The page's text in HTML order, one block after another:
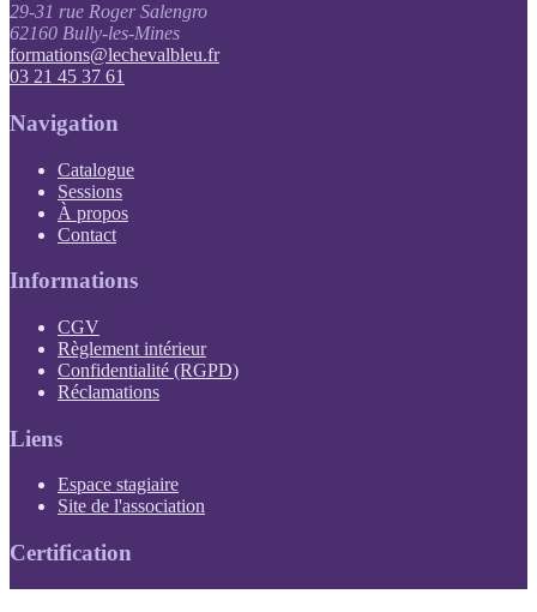
29-31 rue Roger Salengro
62160 Bully-les-Mines
formations@lechevalbleu.fr
03 21 45 37 61
Navigation
Catalogue
Sessions
À propos
Contact
Informations
CGV(PDF, s'ouvre dans un nouvel onglet)
Règlement intérieur(PDF, s'ouvre dans un nouvel onglet)
Confidentialité (RGPD)(PDF, s'ouvre dans un nouvel onglet)
Réclamations
Liens
Espace stagiaire(s'ouvre dans un nouvel onglet)
Site de l'association
Certification